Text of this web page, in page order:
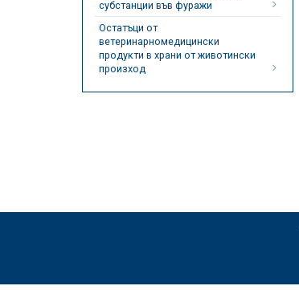
субстанции във фуражи
Остатъци от
ветеринарномедицински
продукти в храни от животински
произход